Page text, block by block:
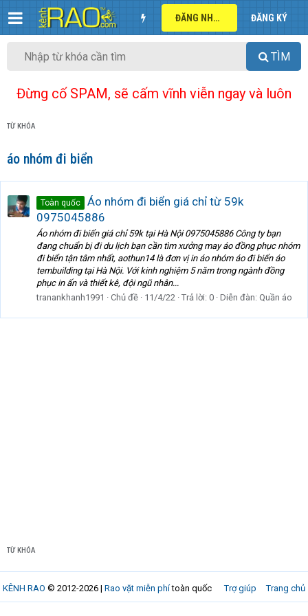
ĐĂNG NHẬP ĐĂNG KÝ
TÌM
Đừng cố SPAM, sẽ cấm vĩnh viễn ngay và luôn
TỪ KHÓA
áo nhóm đi biển
Toàn quốc
Áo nhóm đi biển giá chỉ từ 59k
0975045886
Áo nhóm đi biển giá chỉ 59k tại Hà Nội 0975045886 Công ty bạn
đang chuẩn bị đi du lịch bạn cần tìm xưởng may áo đồng phục nhóm
đi biển tận tâm nhất, aothun14 là đơn vị in áo nhóm áo đi biển áo
tembuilding tại Hà Nội. Với kinh nghiệm 5 năm trong ngành đồng
phục in ấn và thiết kê, đội ngũ nhân...
tranankhanh1991
Chủ đề 11/4/22 Trả lời: 0 Diễn đàn: Quần áo
TỪ KHÓA
Trợ giúp Trang chủ
KÊNH RAO © 2012-2026 | Rao vặt miễn phítoàn quốc